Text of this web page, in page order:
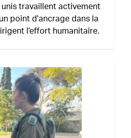
travaillent activement
point d'ancrage dans la
l'effort humanitaire.